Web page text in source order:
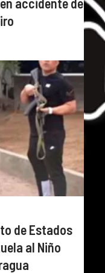
de Estados
al Niño